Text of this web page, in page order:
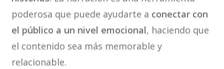
poderosa que puede ayudarte a conectar con
el público a un nivel emocional, haciendo que
el contenido sea más memorable y
relacionable.